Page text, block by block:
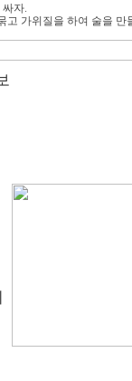
자.
고 가위질을 하여 술을 만